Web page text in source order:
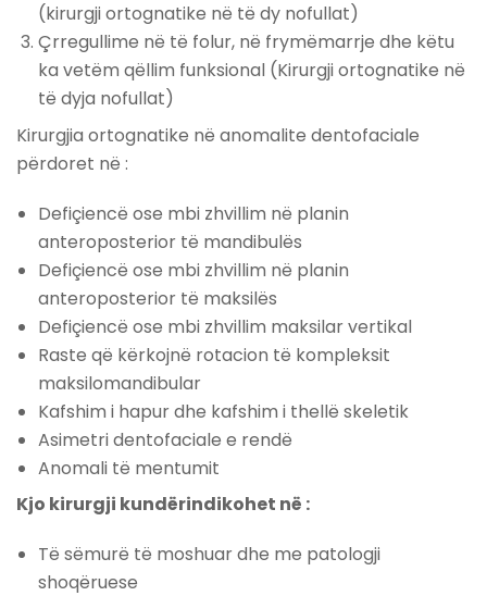
(kirurgji ortognatike në të dy nofullat)
Çrregullime në të folur, në frymëmarrje dhe këtu
ka vetëm qëllim funksional (Kirurgji ortognatike në
të dyja nofullat)
Kirurgjia ortognatike në anomalite dentofaciale
përdoret në :
Defiçiencë ose mbi zhvillim në planin
anteroposterior të mandibulës
Defiçiencë ose mbi zhvillim në planin
anteroposterior të maksilës
Defiçiencë ose mbi zhvillim maksilar vertikal
Raste që kërkojnë rotacion të kompleksit
maksilomandibular
Kafshim i hapur dhe kafshim i thellë skeletik
Asimetri dentofaciale e rendë
Anomali të mentumit
Kjo kirurgji kundërindikohet në :
Të sëmurë të moshuar dhe me patologji
shoqëruese